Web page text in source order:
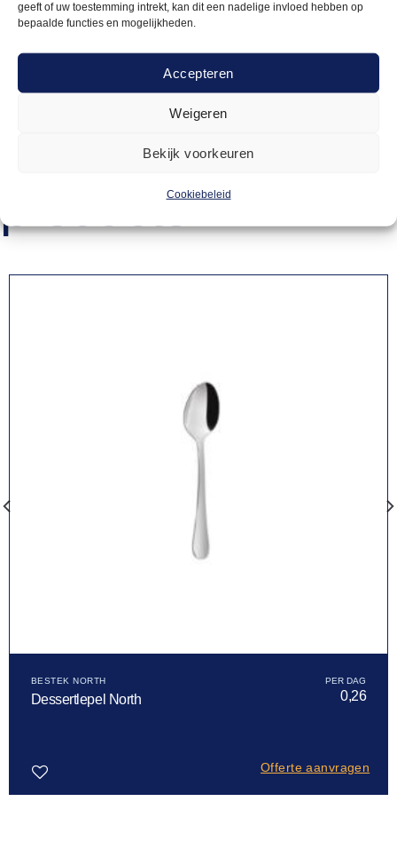
geeft of uw toestemming intrekt, kan dit een nadelige invloed hebben op
bepaalde functies en mogelijkheden.
Accepteren
Weigeren
Bekijk voorkeuren
Cookiebeleid
12.5cm
Gerelateerde
producten
BESTEK NORTH
Dessertlepel North 0,26
Offerte aanvragen